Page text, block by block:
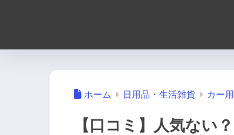
ホーム 日用品・生活雑貨 カー
【口コミ】人気ない